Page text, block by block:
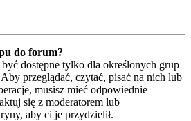
do forum?
dostępne tylko dla określonych grup
przeglądać, czytać, pisać na nich lub
musisz mieć odpowiednie
się z moderatorem lub
aby ci je przydzielił.